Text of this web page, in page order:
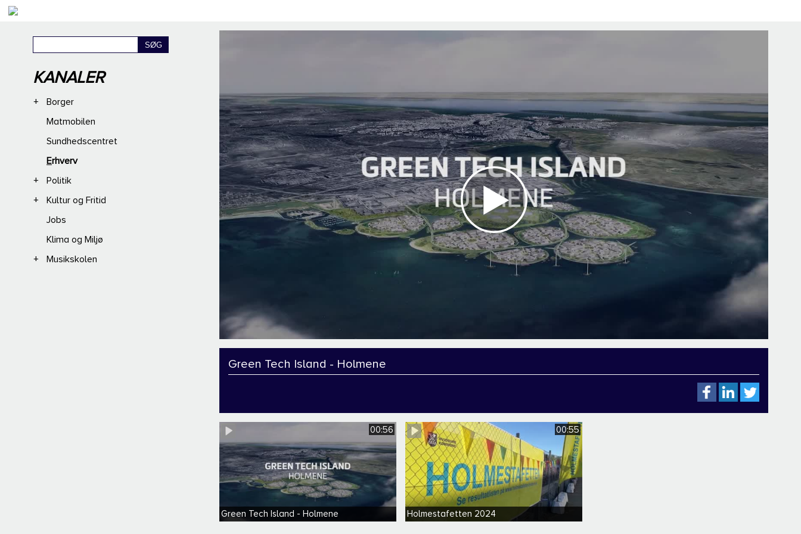
KANALER
+
Borger
Matmobilen
Sundhedscentret
Erhverv
+
Politik
+
Kultur og Fritid
Jobs
Klima og Miljø
+
Musikskolen
Green Tech Island - Holmene
00:56
Green Tech Island - Holmene
00:55
Holmestafetten 2024